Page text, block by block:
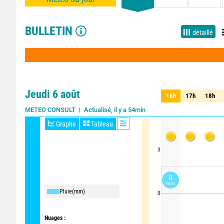
BULLETIN détaillé
Jeudi 6 août
METEO CONSULT Actualisé, il y a 54min
Graphe Tableau
Pluie(mm)
Nuages :
3
0
16h 17h 18h
16h 17h 18h
0
mm